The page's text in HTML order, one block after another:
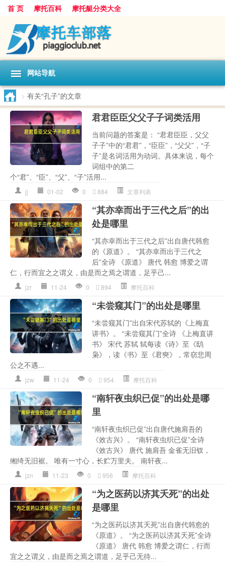
首 页 摩托百科 摩托艇分类大全
网站导航
> 有关“孔子”的文章
君君臣臣父父子子词类活用
当前问题的答案是： “君君臣臣，父父
子子”中的“君君”，“臣臣”，“父父”，“子
子”是名词活用为动词。具体来说，每个
词组中的第二
个“君”、“臣”、“父”、“子”活用...
jj 01-02 0 884 文章列表
“其亦幸而出于三代之后”的出
处是哪里
“其亦幸而出于三代之后”出自唐代韩愈
的《原道》。 “其亦幸而出于三代之
后”全诗 《原道》 唐代 韩愈 博爱之谓
仁，行而宜之之谓义，由是而之焉之谓道，足乎己...
jzr 11-24 0 894 摩托百科
“未尝窥其门”的出处是哪里
“未尝窥其门”出自宋代苏轼的《上梅直
讲书》。 “未尝窥其门”全诗 《上梅直讲
书》 宋代 苏轼 轼每读《诗》至《鸱
枭》，读《书》至《君奭》，常窃悲周
公之不遇...
jzw 11-24 0 954 摩托百科
“南轩夜虫织已促”的出处是哪
里
“南轩夜虫织已促”出自唐代施肩吾的
《效古兴》。 “南轩夜虫织已促”全诗
《效古兴》 唐代 施肩吾 金雀无旧钗，
缃绮无旧裾。 唯有一寸心，长贮万里夫。 南轩夜...
jzn 11-23 0 956 摩托百科
“为之医药以济其夭死”的出处
是哪里
“为之医药以济其夭死”出自唐代韩愈的
《原道》。 “为之医药以济其夭死”全诗
《原道》 唐代 韩愈 博爱之谓仁，行而
宜之之谓义，由是而之焉之谓道，足乎己无待...